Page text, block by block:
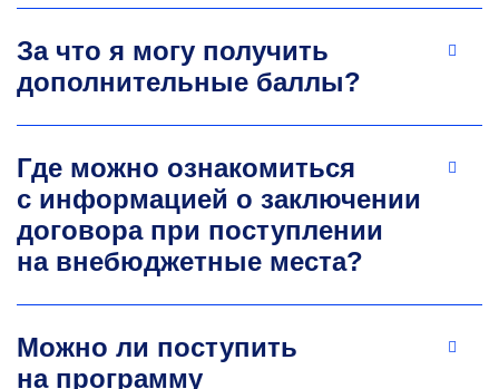
Александр Александрович
Князев
Руководитель направления по внедрению
ТИМ и цифровизации строительства
АО «ДОМ.РФ»
Выпускник НИТУ МИСИС по направлению
«Строительство подземных сооружений
За что я могу получить
дополнительные баллы?
Где можно ознакомиться
с информацией о заключении
договора при поступлении
на внебюджетные места?
Можно ли поступить
на программу